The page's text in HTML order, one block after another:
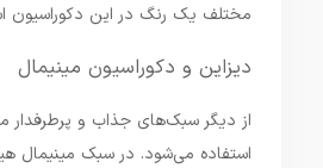
مختلف یک رنگ در این دکوراسیون
دیزاین و دکوراسیون مینیمال
از دیگر سبک‌های جذاب و پرطرفدار
استفاده می‌شود. در سبک مینیمال